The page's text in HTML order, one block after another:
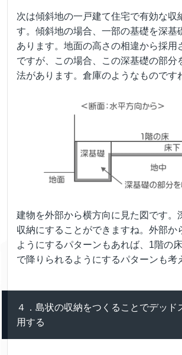
次は傾斜地の一戸建て住宅で有効な収
す。傾斜地の場合、一部の基礎を深基
あります。地面の高さの相違から採用
ですが、この場合、この深基礎の部分
法があります。倉庫のようなものです
建物を外部から横方向に見た図です。
収納にすることができますね。外部か
ようにするパターンもあれば、1階の
で降りられるようにするパターンも考
４．島状の収納をつくることでデッド
用する